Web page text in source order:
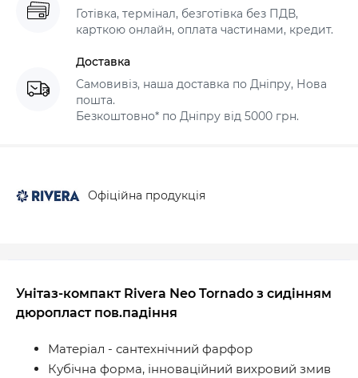
Готівка, термінал, безготівка без ПДВ,
карткою онлайн, оплата частинами, кредит.
Доставка
Самовивіз, наша доставка по Дніпру, Нова
пошта.
Безкоштовно* по Дніпру від 5000 грн.
Офіційна продукція
Унітаз-компакт Rivera Neo Tornado з сидінням
дюропласт пов.падіння
Матеріал - сантехнічний фарфор
Кубічна форма, інноваційний вихровий змив